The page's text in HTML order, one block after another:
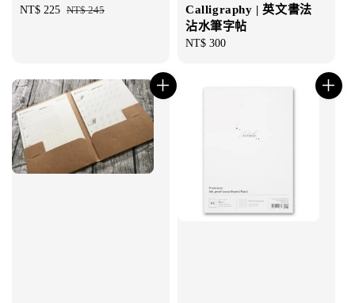
Sale
NT$ 225 Regular
NT$ 245
Calligraphy | 英文書法
沾水筆字帖
Regular
NT$ 300